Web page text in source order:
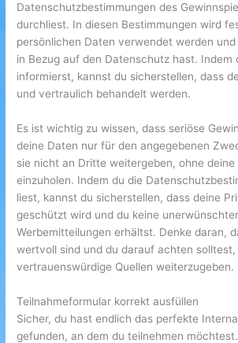
Datenschutzbestimmungen des
durchliest. In diesen Bestimmungen wird
persönlichen Daten verwendet werden
in Bezug auf den Datenschutz hast. Indem
informierst, kannst du sicherstellen, dass
und vertraulich behandelt werden.
Es ist wichtig zu wissen, dass seriöse
deine Daten nur für den angegebenen
sie nicht an Dritte weitergeben, ohne
einzuholen. Indem du die
liest, kannst du sicherstellen, dass deine
geschützt wird und du keine
Werbemitteilungen erhältst. Denke daran,
wertvoll sind und du darauf achten solltest,
vertrauenswürdige Quellen weiterzugeben.
Teilnahmeformular korrekt ausfüllen
Sicher, du hast endlich das perfekte
gefunden, an dem du teilnehmen